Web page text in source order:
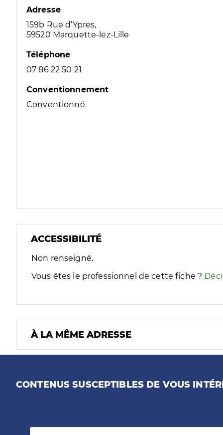
Adresse
159b Rue d’Ypres,
59520 Marquette-lez-Lille
Téléphone
07 86 22 50 21
Conventionnement
Conventionné
ACCESSIBILITÉ
Filtres
Sélectionnez un ou plusieurs handicaps/besoins
Non renseigné.
Vous êtes le professionnel de cette fiche ?
À LA MÊME ADRESSE
CONTENUS SUSCEPTIBLES DE VOUS